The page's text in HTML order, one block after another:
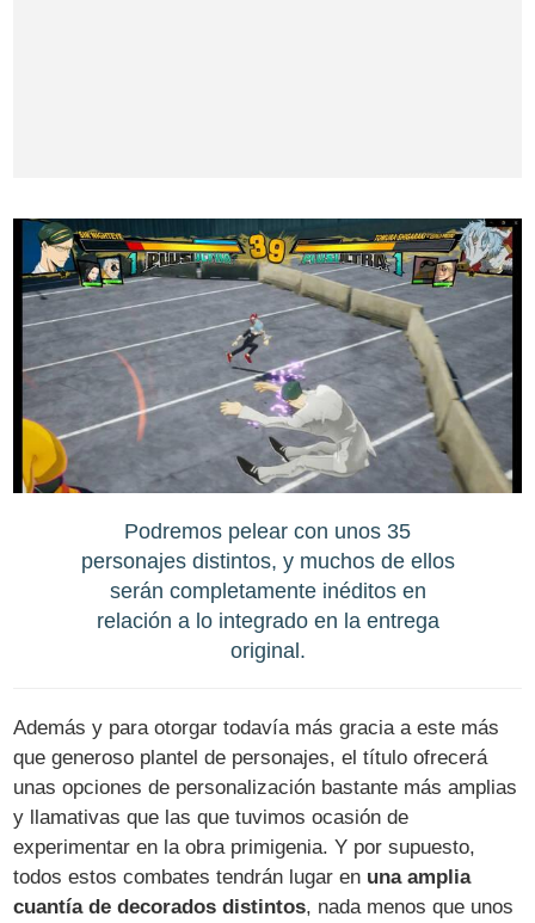
Podremos pelear con unos 35
personajes distintos, y muchos de ellos
serán completamente inéditos en
relación a lo integrado en la entrega
original.
Además y para otorgar todavía más gracia a este más
que generoso plantel de personajes, el título ofrecerá
unas opciones de personalización bastante más amplias
y llamativas que las que tuvimos ocasión de
experimentar en la obra primigenia. Y por supuesto,
todos estos combates tendrán lugar en una amplia
cuantía de decorados distintos, nada menos que unos